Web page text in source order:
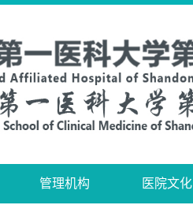
管理机构 医院文化